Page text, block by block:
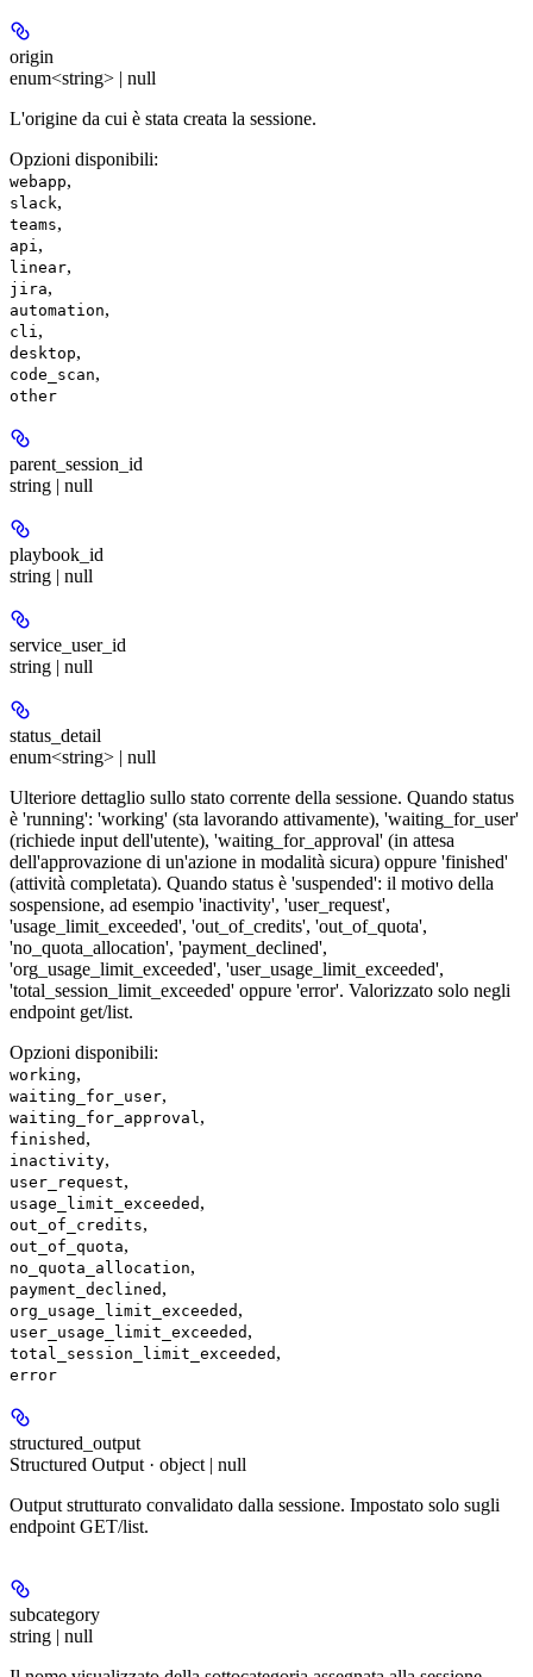
origin
enum<string> | null
L'origine da cui è stata creata la sessione.
Opzioni disponibili:
webapp,
slack,
teams,
api,
linear,
jira,
automation,
cli,
desktop,
code_scan,
other
parent_session_id
string | null
playbook_id
string | null
service_user_id
string | null
status_detail
enum<string> | null
Ulteriore dettaglio sullo stato corrente della sessione. Quando status
è 'running': 'working' (sta lavorando attivamente), 'waiting_for_user'
(richiede input dell'utente), 'waiting_for_approval' (in attesa
dell'approvazione di un'azione in modalità sicura) oppure 'finished'
(attività completata). Quando status è 'suspended': il motivo della
sospensione, ad esempio 'inactivity', 'user_request',
'usage_limit_exceeded', 'out_of_credits', 'out_of_quota',
'no_quota_allocation', 'payment_declined',
'org_usage_limit_exceeded', 'user_usage_limit_exceeded',
'total_session_limit_exceeded' oppure 'error'. Valorizzato solo negli
endpoint get/list.
Opzioni disponibili:
working,
waiting_for_user,
waiting_for_approval,
finished ,
inactivity,
user_request,
usage_limit_exceeded ,
out_of_credits,
out_of_quota,
no_quota_allocation,
payment_declined ,
org_usage_limit_exceeded ,
user_usage_limit_exceeded ,
total_session_limit_exceeded ,
error
structured_output
Structured Output · object | null
Output strutturato convalidato dalla sessione. Impostato solo sugli
endpoint GET/list.
subcategory
string | null